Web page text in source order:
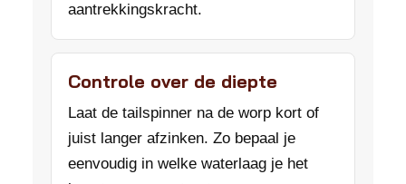
aantrekkingskracht.
Controle over de diepte
Laat de tailspinner na de worp kort of
juist langer afzinken. Zo bepaal je
eenvoudig in welke waterlaag je het